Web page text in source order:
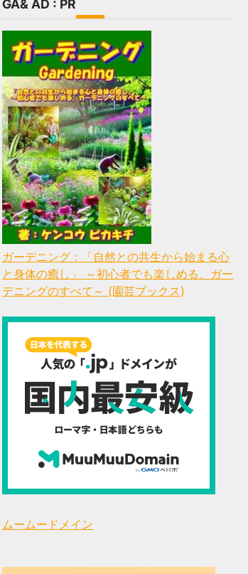
GA& AD : PR
ガーデニング：「自然との共生から始まる心
と身体の癒し」 ～初心者でも楽しめる、ガー
デニングのすべて～ (園芸ブックス)
ムームードメイン